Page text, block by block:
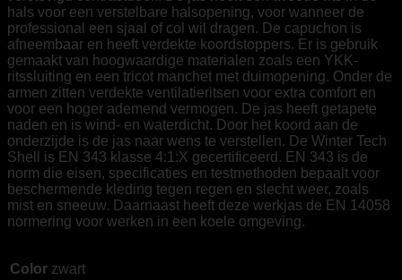
hals voor een verstelbare halsopening, voor wanneer de
professional een sjaal of col wil dragen. De capuchon is
afneembaar en heeft verdekte koordstoppers. Er is gebruik
gemaakt van hoogwaardige materialen zoals een YKK-
ritssluiting en een tricot manchet met duimopening. Onder de
armen zitten verdekte ventilatieritsen voor extra comfort en
voor een hoger ademend vermogen. De jas heeft getapete
naden en is wind- en waterdicht. Door het koord aan de
onderzijde is de jas naar wens te verstellen. De Winter Tech
Shell is EN 343 klasse 4:1:X gecertificeerd. EN 343 is de
norm die eisen, specificaties en testmethoden bepaalt voor
beschermende kleding tegen regen en slecht weer, zoals
mist en sneeuw. Daarnaast heeft deze werkjas de EN 14058
normering voor werken in een koele omgeving.
Color zwart